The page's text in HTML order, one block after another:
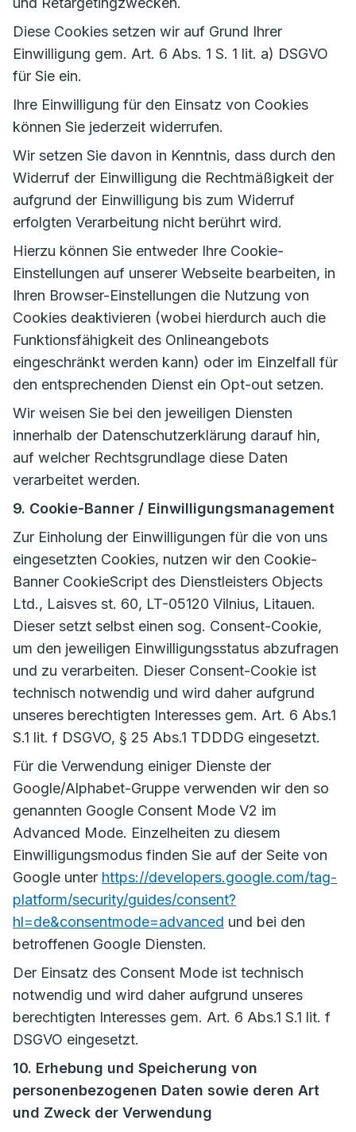
Diese Cookies setzen wir auf Grund Ihrer
Einwilligung gem. Art. 6 Abs. 1 S. 1 lit. a) DSGVO
für Sie ein.
Ihre Einwilligung für den Einsatz von Cookies
können Sie jederzeit widerrufen.
Wir setzen Sie davon in Kenntnis, dass durch den
Widerruf der Einwilligung die Rechtmäßigkeit der
aufgrund der Einwilligung bis zum Widerruf
erfolgten Verarbeitung nicht berührt wird.
Hierzu können Sie entweder Ihre Cookie-
Einstellungen auf unserer Webseite bearbeiten, in
Ihren Browser-Einstellungen die Nutzung von
Cookies deaktivieren (wobei hierdurch auch die
Funktionsfähigkeit des Onlineangebots
eingeschränkt werden kann) oder im Einzelfall für
den entsprechenden Dienst ein Opt-out setzen.
Wir weisen Sie bei den jeweiligen Diensten
innerhalb der Datenschutzerklärung darauf hin,
auf welcher Rechtsgrundlage diese Daten
verarbeitet werden.
9. Cookie-Banner / Einwilligungsmanagement
Zur Einholung der Einwilligungen für die von uns
eingesetzten Cookies, nutzen wir den Cookie-
Banner CookieScript des Dienstleisters Objects
Ltd., Laisves st. 60, LT-05120 Vilnius, Litauen.
Dieser setzt selbst einen sog. Consent-Cookie,
um den jeweiligen Einwilligungsstatus abzufragen
und zu verarbeiten. Dieser Consent-Cookie ist
technisch notwendig und wird daher aufgrund
unseres berechtigten Interesses gem. Art. 6 Abs.1
S.1 lit. f DSGVO, § 25 Abs.1 TDDDG eingesetzt.
Für die Verwendung einiger Dienste der
Google/Alphabet-Gruppe verwenden wir den so
genannten Google Consent Mode V2 im
Advanced Mode. Einzelheiten zu diesem
Einwilligungsmodus finden Sie auf der Seite von
Google unter https://developers.google.com/tag-
platform/security/guides/consent?
hl=de&consentmode=advanced und bei den
betroffenen Google Diensten.
Der Einsatz des Consent Mode ist technisch
notwendig und wird daher aufgrund unseres
berechtigten Interesses gem. Art. 6 Abs.1 S.1 lit. f
DSGVO eingesetzt.
10. Erhebung und Speicherung von
personenbezogenen Daten sowie deren Art
und Zweck der Verwendung